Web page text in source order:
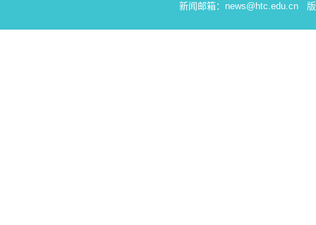
新闻邮箱：news@htc.edu.cn